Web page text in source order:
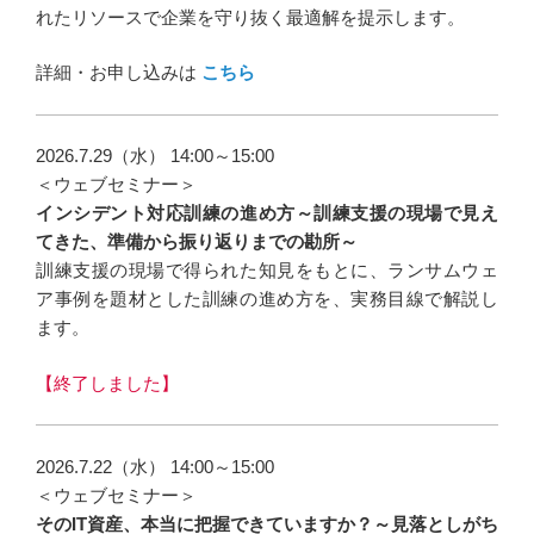
れたリソースで企業を守り抜く最適解を提示します。
詳細・お申し込みは こちら
2026.7.29（水） 14:00～15:00
＜ウェブセミナー＞
インシデント対応訓練の進め方～訓練支援の現場で見え
てきた、準備から振り返りまでの勘所～
訓練支援の現場で得られた知見をもとに、ランサムウェ
ア事例を題材とした訓練の進め方を、実務目線で解説し
ます。
【終了しました】
2026.7.22（水） 14:00～15:00
＜ウェブセミナー＞
そのIT資産、本当に把握できていますか？～見落としがち